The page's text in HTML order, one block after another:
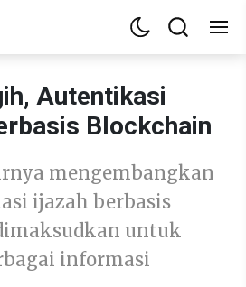
Autentikasi
Blockchain
mengembangkan
ijazah berbasis
untuk
informasi